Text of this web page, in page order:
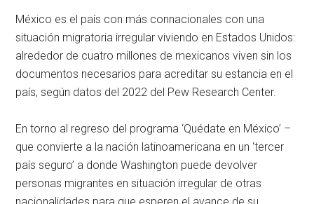
México es el país con más connacionales con una
situación migratoria irregular viviendo en Estados Unidos:
alrededor de cuatro millones de mexicanos viven sin los
documentos necesarios para acreditar su estancia en el
país, según datos del 2022 del Pew Research Center.
En torno al regreso del programa ‘Quédate en México’ –
que convierte a la nación latinoamericana en un ‘tercer
país seguro’ a donde Washington puede devolver
personas migrantes en situación irregular de otras